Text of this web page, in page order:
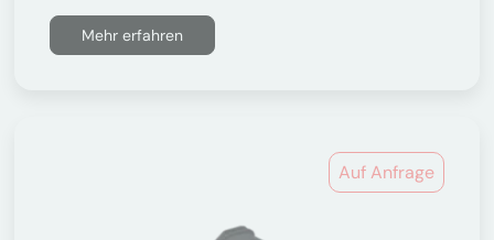
Mehr erfahren
Auf Anfrage